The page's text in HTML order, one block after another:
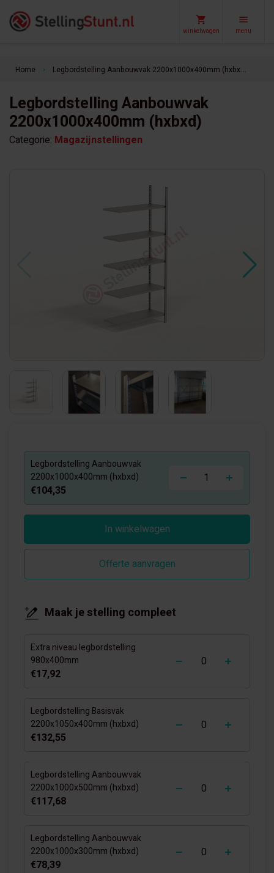
winkelwagen menu
Home keyboard_arrow_right Legbordstelling Aanbouwvak 2200x1000x400mm (hxbxd)
Legbordstelling Aanbouwvak
2200x1000x400mm (hxbxd)
Categorie: Magazijnstellingen
Legbordstelling Aanbouwvak
2200x1000x400mm (hxbxd)
€104,35
-
In winkelwagen
Offerte aanvragen
Maak je stelling compleet
Extra niveau legbordstelling
980x400mm
€17,92
-
Legbordstelling Basisvak
2200x1050x400mm (hxbxd)
€132,55
-
Legbordstelling Aanbouwvak
2200x1000x500mm (hxbxd)
€117,68
-
Legbordstelling Aanbouwvak
2200x1000x300mm (hxbxd)
€78,39
-